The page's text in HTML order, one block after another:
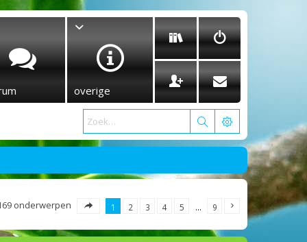
overige
onderwerpen 1 2 3 4 5 … 9